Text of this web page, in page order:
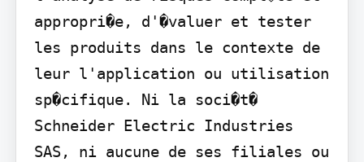
appropri�e, d'�valuer et tester
les produits dans le contexte de
leur l'application ou utilisation
sp�cifique. Ni la soci�t�
Schneider Electric Industries
SAS, ni aucune de ses filiales ou